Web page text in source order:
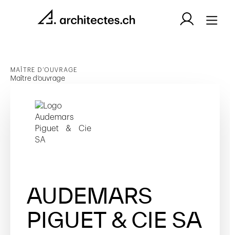
MAÎTRE D’OUVRAGE
Maître d’ouvrage
AUDEMARS
PIGUET & CIE SA